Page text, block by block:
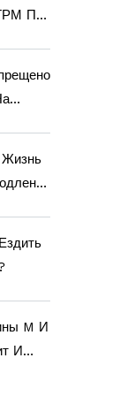
По
Жизнь
M И
И